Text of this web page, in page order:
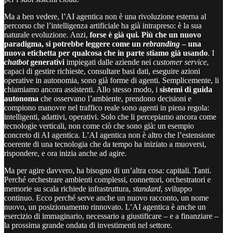
Ma a ben vedere, l’AI agentica non è una rivoluzione esterna al
percorso che l’intelligenza artificiale ha già intrapreso: è la sua
naturale evoluzione. Anzi, forse è già qui. Più che un nuovo
paradigma, si potrebbe leggere come un rebranding– una
nuova etichetta per qualcosa che in parte stiamo già usando. I
chatbotgenerativi impiegati dalle aziende nei customer service,
capaci di gestire richieste, consultare basi dati, eseguire azioni
operative in autonomia, sono già forme di agenti. Semplicemente, li
chiamiamo ancora assistenti. Allo stesso modo, i sistemi di guida
autonoma che osservano l’ambiente, prendono decisioni e
compiono manovre nel traffico reale sono agenti in piena regola:
intelligenti, adattivi, operativi. Solo che li percepiamo ancora come
tecnologie verticali, non come ciò che sono già: un esempio
concreto di AI agentica. L’AI agentica non è altro che l’estensione
coerente di una tecnologia che da tempo ha iniziato a muoversi,
rispondere, e ora inizia anche ad agire.
Ma per agire davvero, ha bisogno di un’altra cosa: capitali. Tanti.
Perché orchestrare ambienti complessi, connettori, orchestratori e
memorie su scala richiede infrastruttura, standard, sviluppo
continuo. Ecco perché serve anche un nuovo racconto, un nome
nuovo, un posizionamento rinnovato. L’AI agentica è anche un
esercizio di immaginario, necessario a giustificare – e a finanziare –
la prossima grande ondata di investimenti nel settore.